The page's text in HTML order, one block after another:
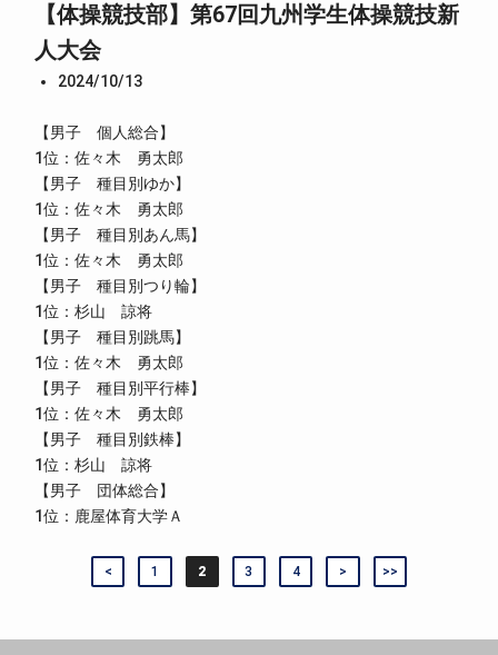
【体操競技部】第67回九州学生体操競技新
人大会
2024/10/13
【男子 個人総合】
1位：佐々木 勇太郎
【男子 種目別ゆか】
1位：佐々木 勇太郎
【男子 種目別あん馬】
1位：佐々木 勇太郎
【男子 種目別つり輪】
1位：杉山 諒将
【男子 種目別跳馬】
1位：佐々木 勇太郎
【男子 種目別平行棒】
1位：佐々木 勇太郎
【男子 種目別鉄棒】
1位：杉山 諒将
【男子 団体総合】
1位：鹿屋体育大学Ａ
< 1 2 3 4 > >>